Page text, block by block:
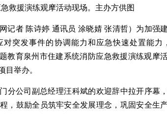
救援演练观摩活动现场。主办方供图
记者 陈诗婷 通讯员 涂晓婧 张清哲）为加强
突发事件的协调能力和应急快速处置能力
教育泉州市住建系统消防应急救援演练观摩
目举办。
分公司副总经理汪科斌的欢迎辞中拉开序幕
，鼓励全员筑牢安全发展理念，巩固安全生